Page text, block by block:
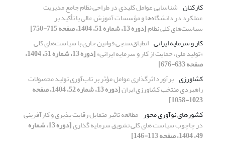
کارکنان شناسایی عوامل کلیدی در طراحی نظام جامع مدیریت
عملکرد در دانشگاه‌ها و مؤسسات آموزش عالی با تأکید بر
سیاست‌های کلی نظام[دوره 13، شماره 51، 1404، صفحه 715-750]
کار و سرمایه ایرانی انطباق‌سنجی قوانین جاری با سیاست‌های کلی
«تولید ملی، حمایت از کار و سرمایه ایرانی» [دوره 13، شماره 51، 1404،
صفحه 633-676]
کشاورزی برآورد اثرگذاری عوامل مؤثر بر تاب‌آوری تولید محصولات
راهبردی منتخب کشاورزی ایران [دوره 13، شماره 52، 1404، صفحه
1023-1058]
کشورهای نوآوری محور مطالعه تاثیر متقابل رقابت پذیری و کارآفرینی
در چاچوب سیاست های کلی تشویق سرمایه گذاری [دوره 13، شماره
49، 1404، صفحه 113-146]